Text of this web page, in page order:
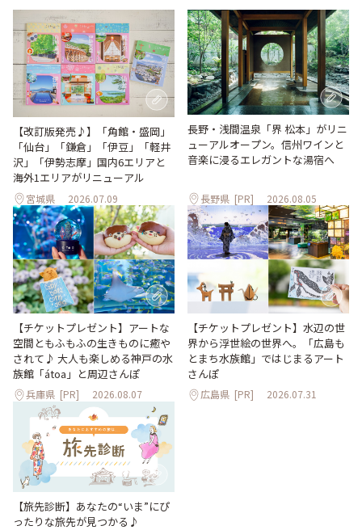
【改訂版発売♪】「角館・盛岡」
「仙台」「鎌倉」「伊豆」「軽井
沢」「伊勢志摩」国内6エリアと
海外1エリアがリニューアル
宮城県 2026.07.09
長野・浅間温泉「界 松本」がリニ
ューアルオープン。信州ワインと
音楽に浸るエレガントな湯宿へ
長野県 [PR] 2026.08.05
【チケットプレゼント】アートな
空間ともふもふの生きものに癒や
されて♪ 大人も楽しめる神戸の水
族館「átoa」と周辺さんぽ
兵庫県 [PR] 2026.08.07
【チケットプレゼント】水辺の世
界から浮世絵の世界へ。「広島も
とまち水族館」ではじまるアート
さんぽ
広島県 [PR] 2026.07.31
【旅先診断】あなたの“いま”にぴ
ったりな旅先が見つかる♪